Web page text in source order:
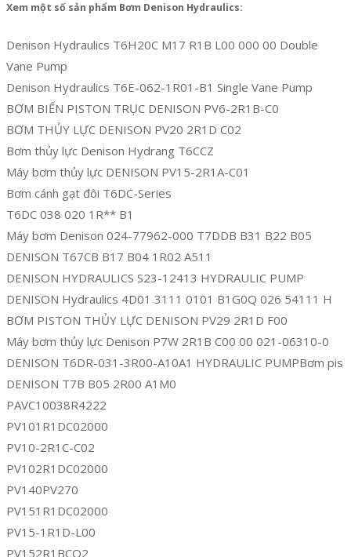
Xem một số sản phẩm Bơm Denison Hydraulics:
Denison Hydraulics T6H20C M17 R1B L00 000 00 Double
Vane Pump
Denison Hydraulics T6E-062-1R01-B1 Single Vane Pump
BƠM BIẾN PISTON TRỤC DENISON PV6-2R1B-C0
BƠM THỦY LỰC DENISON PV20 2R1D C02
Bơm thủy lực Denison Hydrang T6CCZ
Máy bơm thủy lực DENISON PV15-2R1A-C01
Bơm cánh gạt đôi T6DC-Series
T6DC 038 020 1R** B1
Máy bơm Denison 024-77962-000 T7DDB B31 B22 B05
DENISON T67CB B17 B04 1R02 A511
DENISON HYDRAULICS S23-12413 HYDRAULIC PUMP
DENISON Hydraulics 4D01 3111 0101 B1G0Q 026 54111 H
BƠM PISTON THỦY LỰC DENISON PV29 2R1D F00
Máy bơm thủy lực Denison P7W 2R1B C00 00 021-06310-0
DENISON T6DR-031-3R00-A10A1 HYDRAULIC PUMPBơm pis
DENISON T7B B05 2R00 A1M0
PAVC10038R4222
PV101R1DC02000
PV10-2R1C-C02
PV102R1DC02000
PV140PV270
PV151R1DC02000
PV15-1R1D-L00
PV152R1BCO2